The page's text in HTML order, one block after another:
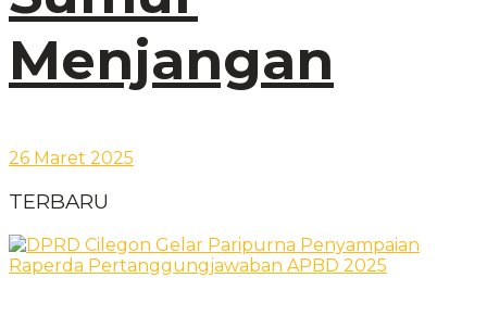
Menjangan
26 Maret 2025
TERBARU